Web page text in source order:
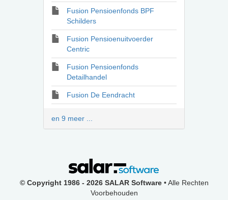
Fusion Pensioenfonds BPF
Schilders
Fusion Pensioenuitvoerder
Centric
Fusion Pensioenfonds
Detailhandel
Fusion De Eendracht
en 9 meer ...
© Copyright 1986 - 2026 SALAR Software • Alle Rechten
Voorbehouden